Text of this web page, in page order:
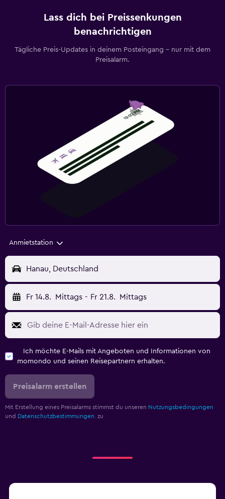
Lass dich bei Preissenkungen
benachrichtigen
Tägliche Preis-Updates in deinem Posteingang – nur mit dem
Preisalarm.
Anmietstation
Hanau, Deutschland
Fr 14.8. Mittags - Fr 21.8. Mittags
Ich möchte E-Mails mit Angeboten und Informationen von
momondo und seinen Reisepartnern erhalten.
Preisalarm erstellen
Mit Erstellung eines Preisalarms stimmst du unseren Nutzungsbedingungen
und Datenschutzbestimmungen. zu